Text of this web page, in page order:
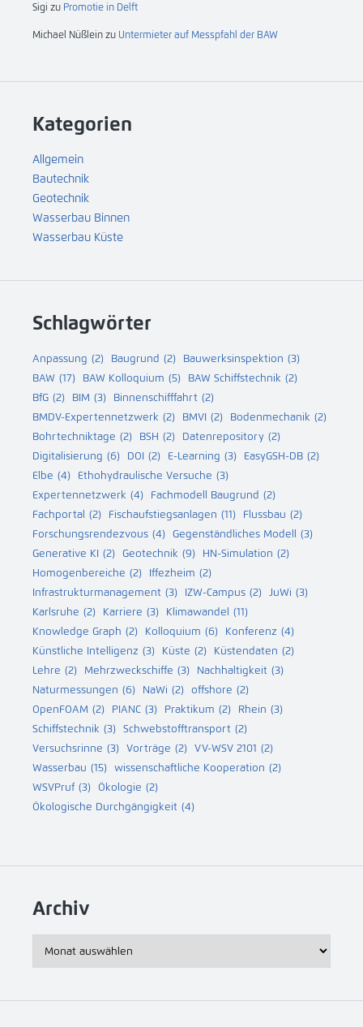
Sigi zu Promotie in Delft
Michael Nüßlein zu Untermieter auf Messpfahl der BAW
Kategorien
Allgemein
Bautechnik
Geotechnik
Wasserbau Binnen
Wasserbau Küste
Schlagwörter
Anpassung (2) Baugrund (2) Bauwerksinspektion (3)
BAW (17) BAW Kolloquium (5) BAW Schiffstechnik (2)
BfG (2) BIM (3) Binnenschifffahrt (2)
BMDV-Expertennetzwerk (2) BMVI (2) Bodenmechanik (2)
Bohrtechniktage (2) BSH (2) Datenrepository (2)
Digitalisierung (6) DOI (2) E-Learning (3) EasyGSH-DB (2)
Elbe (4) Ethohydraulische Versuche (3)
Expertennetzwerk (4) Fachmodell Baugrund (2)
Fachportal (2) Fischaufstiegsanlagen (11) Flussbau (2)
Forschungsrendezvous (4) Gegenständliches Modell (3)
Generative KI (2) Geotechnik (9) HN-Simulation (2)
Homogenbereiche (2) Iffezheim (2)
Infrastrukturmanagement (3) IZW-Campus (2) JuWi (3)
Karlsruhe (2) Karriere (3) Klimawandel (11)
Knowledge Graph (2) Kolloquium (6) Konferenz (4)
Künstliche Intelligenz (3) Küste (2) Küstendaten (2)
Lehre (2) Mehrzweckschiffe (3) Nachhaltigkeit (3)
Naturmessungen (6) NaWi (2) offshore (2)
OpenFOAM (2) PIANC (3) Praktikum (2) Rhein (3)
Schiffstechnik (3) Schwebstofftransport (2)
Versuchsrinne (3) Vorträge (2) VV-WSV 2101 (2)
Wasserbau (15) wissenschaftliche Kooperation (2)
WSVPruf (3) Ökologie (2)
Ökologische Durchgängigkeit (4)
Archiv